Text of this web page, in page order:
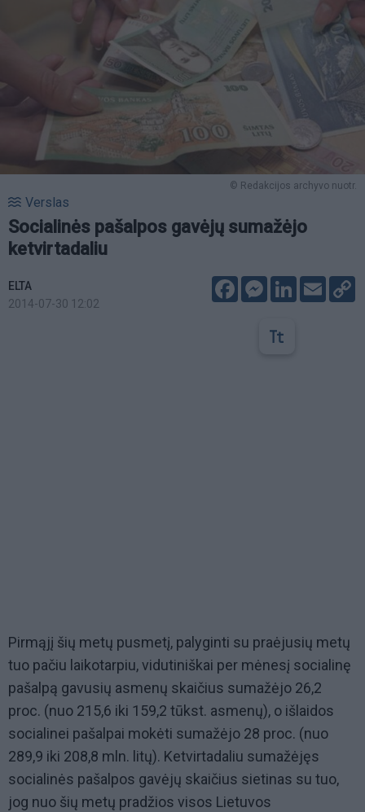
© Redakcijos archyvo nuotr.
Verslas
Socialinės pašalpos gavėjų sumažėjo
ketvirtadaliu
ELTA
2014-07-30 12:02
FacebookMessenger
LinkedIn
Email
Pirmąjį šių metų pusmetį, palyginti su praėjusių metų
tuo pačiu laikotarpiu, vidutiniškai per mėnesį socialinę
pašalpą gavusių asmenų skaičius sumažėjo 26,2
proc. (nuo 215,6 iki 159,2 tūkst. asmenų), o išlaidos
socialinei pašalpai mokėti sumažėjo 28 proc. (nuo
289,9 iki 208,8 mln. litų). Ketvirtadaliu sumažėjęs
socialinės pašalpos gavėjų skaičius sietinas su tuo,
jog nuo šių metų pradžios visos Lietuvos